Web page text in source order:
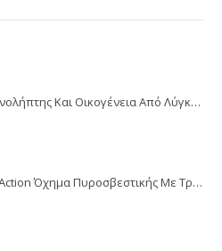
Playmobil Εικονολήπτης Και Οικογένεια Από Λύγκες 5561
Playmobil City Action Όχημα Πυροσβεστικής Με Τροχαλία Ρυμούλκησης 9466